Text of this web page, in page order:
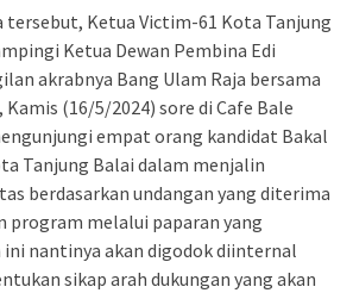
tersebut, Ketua Victim-61 Kota Tanjung
Ketua Dewan Pembina Edi
akrabnya Bang Ulam Raja bersama
(16/5/2024) sore di Cafe Bale
empat orang kandidat Bakal
Tanjung Balai dalam menjalin
berdasarkan undangan yang diterima
program melalui paparan yang
ini nantinya akan digodok diinternal
sikap arah dukungan yang akan